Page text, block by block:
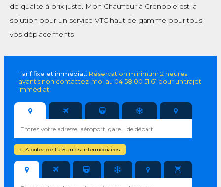
de qualité à prix juste. Mon Chauffeur à Grenoble est la
solution pour un service VTC haut de gamme pour tous
vos déplacements.
Tarif fixe et immédiat. Réservation minimum 2 heures
avant sinon contactez-moi au 04 58 00 51 61 pour un trajet
immédiat
Ajoutez de 1 à 5 arrêts intermédiaires.
+